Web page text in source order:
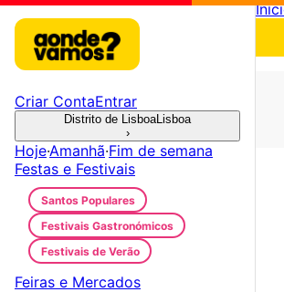
Criar ContaEntrar
Distrito de LisboaLisboa
›
Hoje·Amanhã·Fim de semana
Festas e Festivais
Santos Populares
Festivais Gastronómicos
Festivais de Verão
Feiras e Mercados